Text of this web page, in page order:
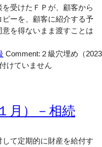
受けたＦＰが、顧客から
ーを、顧客に紹介する予
を得ないまま渡すことは
Comment: ２級穴埋め（2023
けていません
月）－相続
て定期的に財産を給付す